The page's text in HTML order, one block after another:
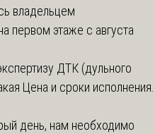
владельцем
первом этаже с августа
ДТК (дульного
Цена и сроки исполнения.
день, нам необходимо